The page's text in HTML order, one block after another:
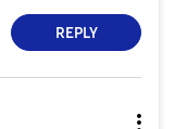
REPLY